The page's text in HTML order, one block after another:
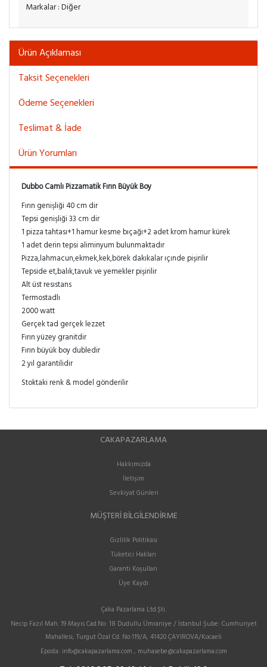
Markalar : Diğer
Ürün Açıklaması
Taksit Seçenekleri
Ödeme Seçenekleri
Teslimat & İade
Ürün Yorumları
Dubbo Camlı Pizzamatik Fırın Büyük Boy
Fırın genişliği 40 cm dir
Tepsi genişliği 33 cm dir
1 pizza tahtası+1 hamur kesme bıçağı+2 adet krom hamur kürek
1 adet derin tepsi aliminyum bulunmaktadır
Pizza,lahmacun,ekmek,kek,börek dakıkalar ıçınde pişirilir
Tepside et,balık,tavuk ve yemekler pişirilir
Alt üst resıstans
Termostadlı
2000 watt
Gerçek tad gerçek lezzet
Fırın yüzey granitdir
Fırın büyük boy dubledir
2 yıl garantilidir
Stoktaki renk & model gönderilir
CAKAPAZARLAMA
Hakkımızda
İletişim
Sevkiyat Günleri
MÜŞTERI BILGILENDIRME
Gizlilik Politikası
Tüketici Hakları
Garanti Koşulları
Üye Kaydı
Çaka Pazarlama Ltd.Şti.
Necip Fazıl Mah. 19 Mayıs Cad.No: 18 Dudullu Ümraniye / İstanbul Şube: Cumhuriyet
Mahallesi, Turgut Özal Cd. No:119/A, 41420 ÇAYIROVA/Kocaeli
Eposta: info@cakapazarlama.com , muhasebe@cakapazarlama.com